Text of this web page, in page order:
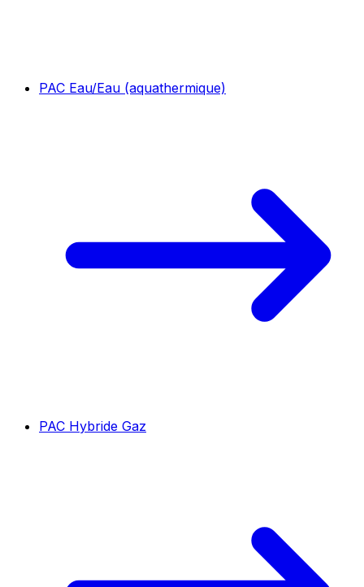
PAC Eau/Eau (aquathermique)
PAC Hybride Gaz